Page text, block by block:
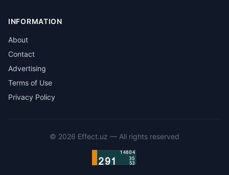
INFORMATION
About
Contact
Advertising
Terms of Use
Privacy Policy
© 2026 Effect.uz — All rights reserved